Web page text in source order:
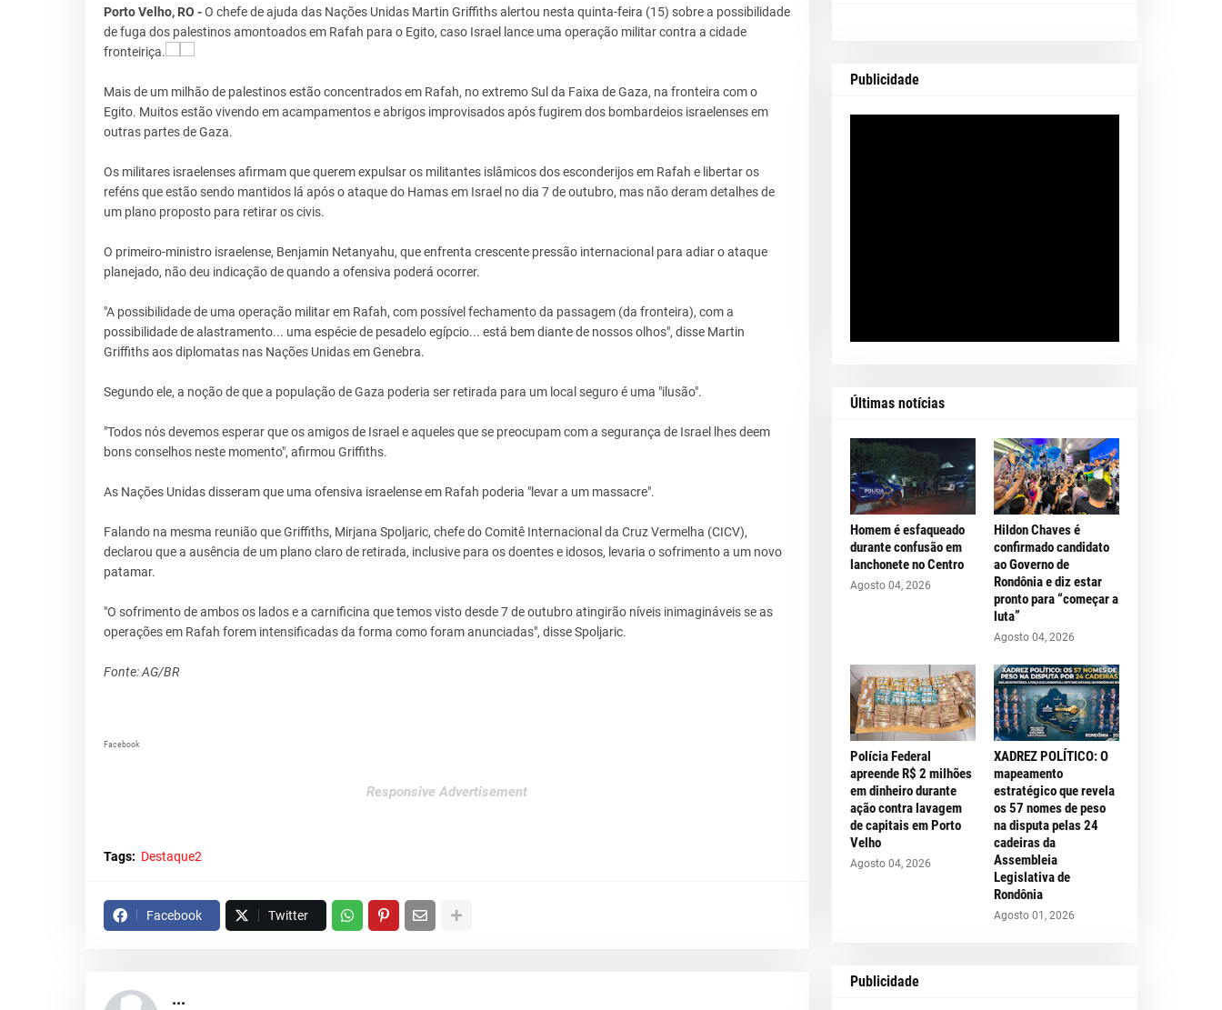
Porto Velho, RO -O chefe de ajuda das Nações Unidas Martin Griffiths alertou nesta quinta-feira (15) sobre a possibilidade
de fuga dos palestinos amontoados em Rafah para o Egito, caso Israel lance uma operação militar contra a cidade
fronteiriça.
Mais de um milhão de palestinos estão concentrados em Rafah, no extremo Sul da Faixa de Gaza, na fronteira com o
Egito. Muitos estão vivendo em acampamentos e abrigos improvisados após fugirem dos bombardeios israelenses em
outras partes de Gaza.
Os militares israelenses afirmam que querem expulsar os militantes islâmicos dos esconderijos em Rafah e libertar os
reféns que estão sendo mantidos lá após o ataque do Hamas em Israel no dia 7 de outubro, mas não deram detalhes de
um plano proposto para retirar os civis.
O primeiro-ministro israelense, Benjamin Netanyahu, que enfrenta crescente pressão internacional para adiar o ataque
planejado, não deu indicação de quando a ofensiva poderá ocorrer.
"A possibilidade de uma operação militar em Rafah, com possível fechamento da passagem (da fronteira), com a
possibilidade de alastramento... uma espécie de pesadelo egípcio... está bem diante de nossos olhos", disse Martin
Griffiths aos diplomatas nas Nações Unidas em Genebra.
Segundo ele, a noção de que a população de Gaza poderia ser retirada para um local seguro é uma "ilusão".
"Todos nós devemos esperar que os amigos de Israel e aqueles que se preocupam com a segurança de Israel lhes deem
bons conselhos neste momento", afirmou Griffiths.
As Nações Unidas disseram que uma ofensiva israelense em Rafah poderia "levar a um massacre".
Falando na mesma reunião que Griffiths, Mirjana Spoljaric, chefe do Comitê Internacional da Cruz Vermelha (CICV),
declarou que a ausência de um plano claro de retirada, inclusive para os doentes e idosos, levaria o sofrimento a um novo
patamar.
"O sofrimento de ambos os lados e a carnificina que temos visto desde 7 de outubro atingirão níveis inimagináveis se as
operações em Rafah forem intensificadas da forma como foram anunciadas", disse Spoljaric.
Fonte: AG/BR
Facebook
Responsive Advertisement
Tags: Destaque2
Facebook Twitter
...
Publicidade
Últimas notícias
Homem é esfaqueado
durante confusão em
lanchonete no Centro
Agosto 04, 2026
Hildon Chaves é
confirmado candidato
ao Governo de
Rondônia e diz estar
pronto para “começar a
luta”
Agosto 04, 2026
Polícia Federal
apreende R$ 2 milhões
em dinheiro durante
ação contra lavagem
de capitais em Porto
Velho
Agosto 04, 2026
XADREZ POLÍTICO: O
mapeamento
estratégico que revela
os 57 nomes de peso
na disputa pelas 24
cadeiras da
Assembleia
Legislativa de
Rondônia
Agosto 01, 2026
Publicidade